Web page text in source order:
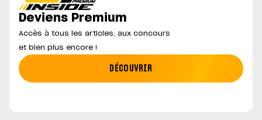
Deviens Premium
Accès à tous les articles, aux concours
et bien plus encore !
DÉCOUVRIR